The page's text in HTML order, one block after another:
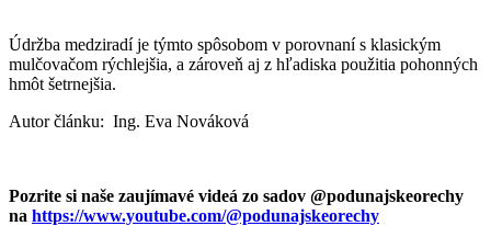
Údržba medziradí je týmto spôsobom v porovnaní s klasickým
mulčovačom rýchlejšia, a zároveň aj z hľadiska použitia pohonných
hmôt šetrnejšia.
Autor článku: Ing. Eva Nováková
Pozrite si naše zaujímavé videá zo sadov @podunajskeorechy
na https://www.youtube.com/@podunajskeorechy